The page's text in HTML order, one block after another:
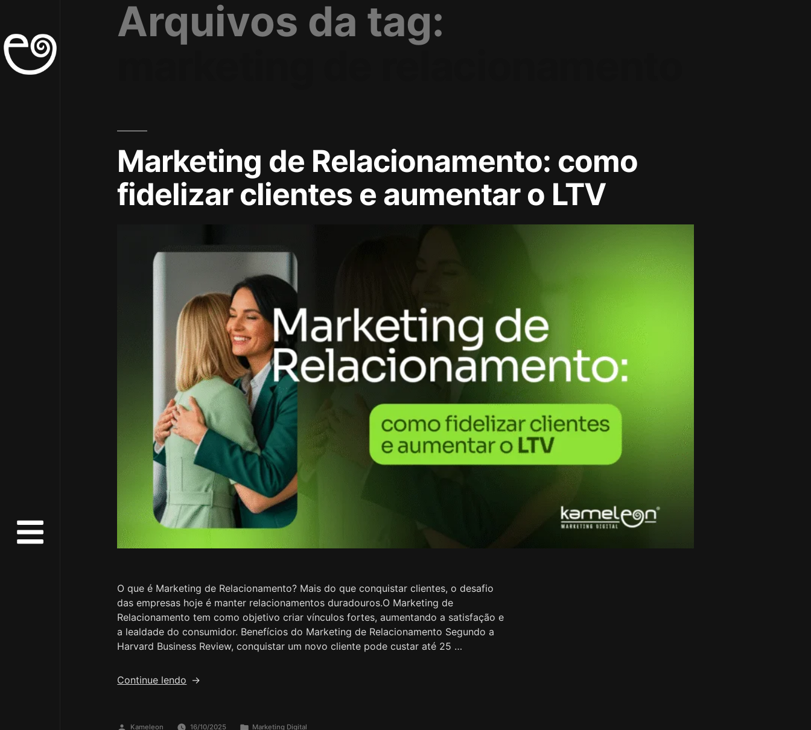
Arquivos da tag:
Marketing de Relacionamento: como
fidelizar clientes e aumentar o LTV
O que é Marketing de Relacionamento? Mais do que conquistar clientes, o desafio
das empresas hoje é manter relacionamentos duradouros.O Marketing de
Relacionamento tem como objetivo criar vínculos fortes, aumentando a satisfação e
a lealdade do consumidor. Benefícios do Marketing de Relacionamento Segundo a
Harvard Business Review, conquistar um novo cliente pode custar até 25 …
Continue lendo
Kameleon 16/10/2025
Marketing Digital